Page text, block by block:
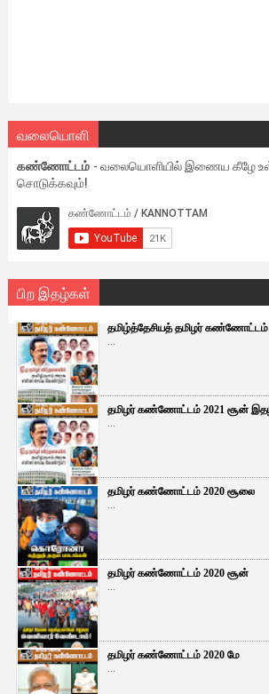
வலையொளி
கண்ணோட்டம் - வலையொளியில் இணைய கீழே
சொடுக்கவும்!
பிற இதழ்கள்
தமிழ்த்தேசியத் தமிழர் கண்ணோட்டம்
...
தமிழர் கண்ணோட்டம் 2021 சூன்
...
தமிழர் கண்ணோட்டம் 2020 சூலை
...
தமிழர் கண்ணோட்டம் 2020 சூன்
...
தமிழர் கண்ணோட்டம் 2020 மே
...